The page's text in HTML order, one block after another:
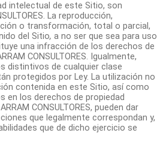
intelectual de este Sitio, son
La reproducción,
o transformación, total o parcial,
del Sitio, a no ser que sea para uso
una infracción de los derechos de
CONSULTORES. Igualmente,
distintivos de cualquier clase
protegidos por Ley. La utilización no
contenida en este Sitio, así como
en los derechos de propiedad
CONSULTORES, pueden dar
que legalmente correspondan y,
que de dicho ejercicio se